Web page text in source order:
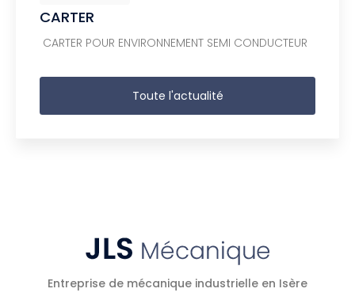
CARTER
CARTER POUR ENVIRONNEMENT SEMI CONDUCTEUR
Toute l'actualité
Entreprise de mécanique industrielle en Isère